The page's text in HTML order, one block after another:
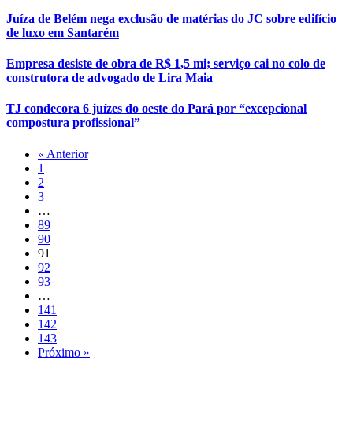
Juíza de Belém nega exclusão de matérias do JC sobre edifício
de luxo em Santarém
Empresa desiste de obra de R$ 1,5 mi; serviço cai no colo de
construtora de advogado de Lira Maia
TJ condecora 6 juízes do oeste do Pará por “excepcional
compostura profissional”
« Anterior
1
2
3
…
89
90
91
92
93
…
141
142
143
Próximo »